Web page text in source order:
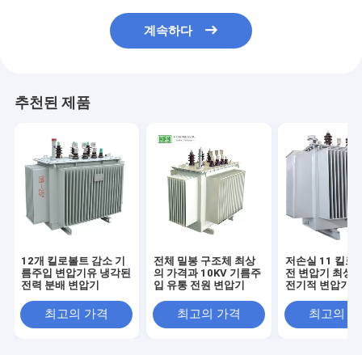
계속하다
추천된 제품
12개 킬로볼트 감소 기
름주입 변압기유 냉각된
전력 분배 변압기
최고의 가격
전체 밀봉 구조체 최상
의 가격과 10KV 기름주
입 유통 전원 변압기
최고의 가격
저손실 11 킬로
전 변압기 최상
전기적 변압기
최고의